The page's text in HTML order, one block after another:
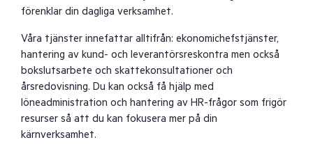
förenklar din dagliga verksamhet.
Våra tjänster innefattar alltifrån: ekonomichefstjänster,
hantering av kund- och leverantörsreskontra men också
bokslutsarbete och skattekonsultationer och
årsredovisning. Du kan också få hjälp med
löneadministration och hantering av HR-frågor som frigör
resurser så att du kan fokusera mer på din
kärnverksamhet.